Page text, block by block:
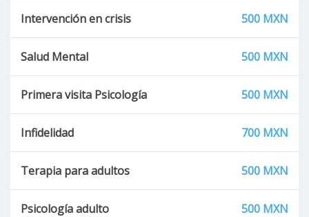
Intervención en crisis 500 MXN
Salud Mental 500 MXN
Primera visita Psicología 500 MXN
Infidelidad 700 MXN
Terapia para adultos 500 MXN
Psicología adulto 500 MXN